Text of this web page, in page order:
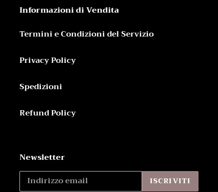
Informazioni di Vendita
Termini e Condizioni del Servizio
Privacy Policy
Spedizioni
Refund Policy
Newsletter
ISCRIVITI